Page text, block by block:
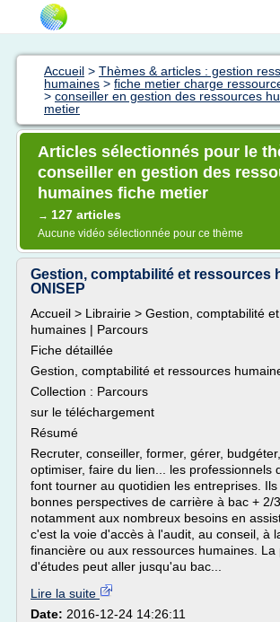
Accueil > Thèmes & articles : gestion
humaines > fiche metier charge
> conseiller en gestion des ressources
metier
Articles sélectionnés pour le
conseiller en gestion des
humaines fiche metier
→ 127 articles
Aucune vidéo sélectionnée pour ce thème
Gestion, comptabilité et ressources
ONISEP
Accueil > Librairie > Gestion, comptabilité
humaines | Parcours
Fiche détaillée
Gestion, comptabilité et ressources
Collection : Parcours
sur le téléchargement
Résumé
Recruter, conseiller, former, gérer,
optimiser, faire du lien... les professionnels
font tourner au quotidien les entreprises.
bonnes perspectives de carrière à bac + 2/
notamment aux nombreux besoins en
c'est la voie d'accès à l'audit, au conseil, à
financière ou aux ressources humaines. La
d'études peut aller jusqu'au bac...
Lire la suite
Date: 2016-12-24 14:26:11